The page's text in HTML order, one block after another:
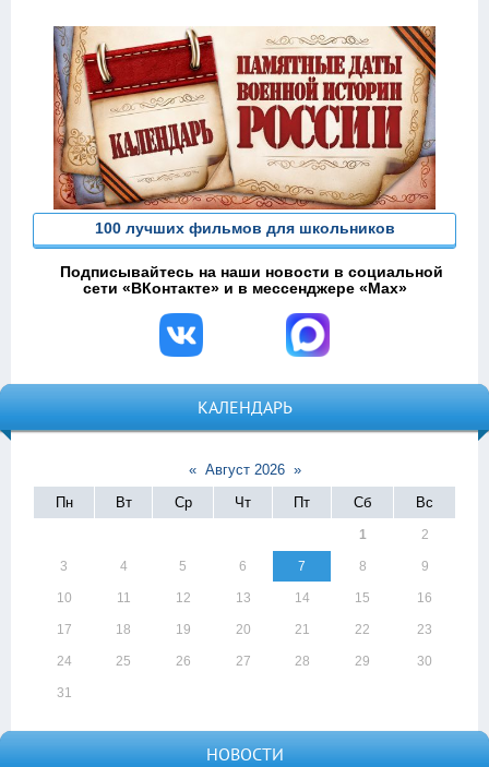
100 лучших фильмов для школьников
Подписывайтесь на наши новости в социальной
сети «ВКонтакте» и в мессенджере «Max»
КАЛЕНДАРЬ
« Август 2026 »
Пн
Вт Ср Чт Пт Сб Вс
1 2
3 4 5 6 7 8 9
10 11 12 13 14 15 16
17 18 19 20 21 22 23
24 25 26 27 28 29 30
31
НОВОСТИ